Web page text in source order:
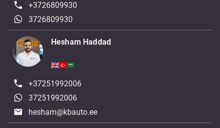
+3726809930
3726809930
Hesham Haddad
+37251992006
37251992006
hesham@kbauto.ee